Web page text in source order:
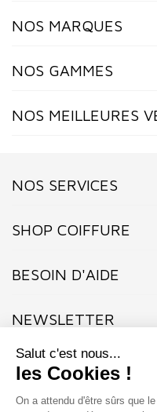
NOS MARQUES
NOS GAMMES
NOS MEILLEURES
NOS SERVICES
SHOP COIFFURE
BESOIN D'AIDE
NEWSLETTER
Inscrivez-vous dès
exclusivité nos offres